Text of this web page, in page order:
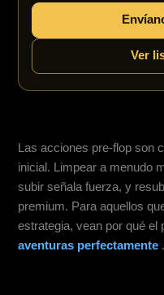
Ver
Las acciones pre-flop son
inicial. Limpear a menudo
subir señala fuerza, y
premium. Para aquellos
estrategia, vean por qué el
aventuras perfectamente .